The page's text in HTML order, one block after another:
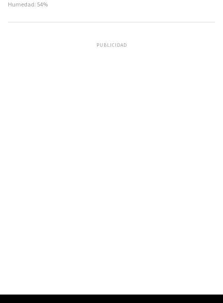
Humedad: 54%
PUBLICIDAD